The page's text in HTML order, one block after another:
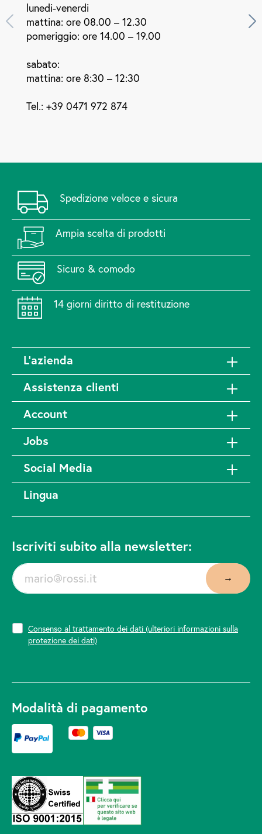
lunedi-venerdi
mattina: ore 08.00 – 12.30
pomeriggio: ore 14.00 – 19.00
sabato:
mattina: ore 8:30 – 12:30
Tel.: +39 0471 972 874
Spedizione veloce e sicura
Ampia scelta di prodotti
Sicuro & comodo
14 giorni diritto di restituzione
L'azienda
Assistenza clienti
Account
Jobs
Social Media
Lingua
Iscriviti subito alla newsletter:
Consenso al trattamento dei dati (ulteriori informazioni sulla
protezione dei dati)
Modalità di pagamento